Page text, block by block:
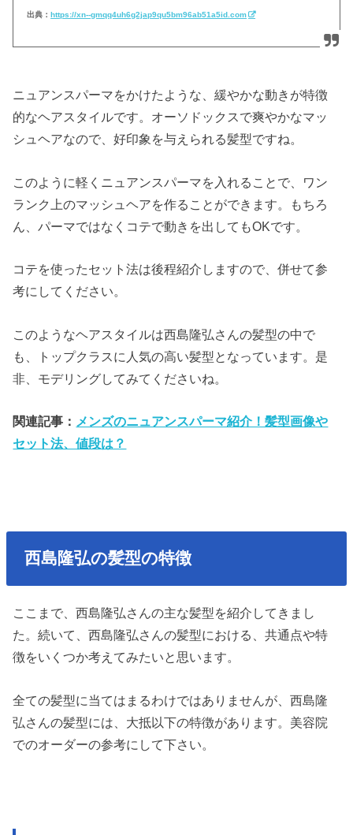
出典：https://xn--gmqq4uh6g2jap9qu5bm96ab51a5id.com
ニュアンスパーマをかけたような、緩やかな動きが特徴
的なヘアスタイルです。オーソドックスで爽やかなマッ
シュヘアなので、好印象を与えられる髪型ですね。
このように軽くニュアンスパーマを入れることで、ワン
ランク上のマッシュヘアを作ることができます。もちろ
ん、パーマではなくコテで動きを出してもOKです。
コテを使ったセット法は後程紹介しますので、併せて参
考にしてください。
このようなヘアスタイルは西島隆弘さんの髪型の中で
も、トップクラスに人気の高い髪型となっています。是
非、モデリングしてみてくださいね。
関連記事： メンズのニュアンスパーマ紹介！髪型画像や
セット法、値段は？
西島隆弘の髪型の特徴
ここまで、西島隆弘さんの主な髪型を紹介してきまし
た。続いて、西島隆弘さんの髪型における、共通点や特
徴をいくつか考えてみたいと思います。
全ての髪型に当てはまるわけではありませんが、西島隆
弘さんの髪型には、大抵以下の特徴があります。美容院
でのオーダーの参考にして下さい。